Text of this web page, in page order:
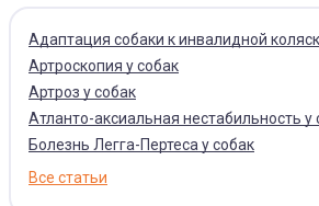
Адаптация собаки к инвалидной
Артроскопия у собак
Артроз у собак
Атланто-аксиальная нестабильность у
Болезнь Легга-Пертеса у собак
Все статьи